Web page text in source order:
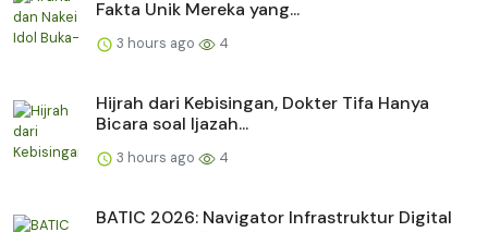
Fakta Unik Mereka yang...
3 hours ago 4
Hijrah dari Kebisingan, Dokter Tifa Hanya
Bicara soal Ijazah...
3 hours ago 4
BATIC 2026: Navigator Infrastruktur Digital